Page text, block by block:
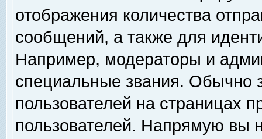
отображения количества
сообщений, а также для
Например, модераторы и
специальные звания. Обычно
пользователей на страницах
пользователей. Напрямую вы